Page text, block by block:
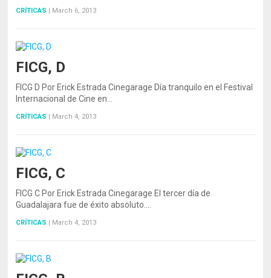
CRÍTICAS | March 6, 2013
FICG, D
FICG D Por Erick Estrada Cinegarage Día tranquilo en el Festival
Internacional de Cine en…
CRÍTICAS | March 4, 2013
FICG, C
FICG C Por Erick Estrada Cinegarage El tercer día de
Guadalajara fue de éxito absoluto.…
CRÍTICAS | March 4, 2013